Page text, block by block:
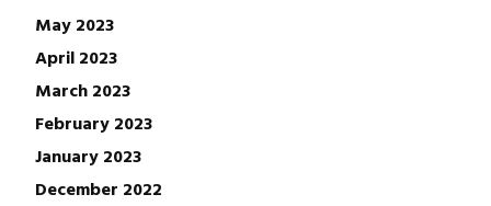
May 2023
April 2023
March 2023
February 2023
January 2023
December 2022